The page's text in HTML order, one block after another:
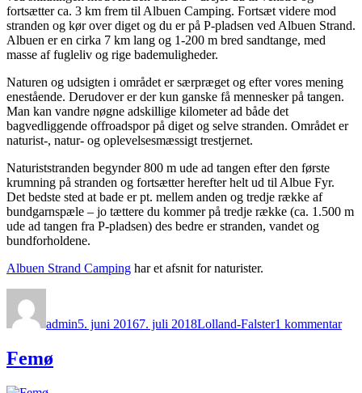
fortsætter ca. 3 km frem til Albuen Camping. Fortsæt videre mod
stranden og kør over diget og du er på P-pladsen ved Albuen Strand.
Albuen er en cirka 7 km lang og 1-200 m bred sandtange, med
masse af fugleliv og rige bademuligheder.
Naturen og udsigten i området er særpræget og efter vores mening
enestående. Derudover er der kun ganske få mennesker på tangen.
Man kan vandre nøgne adskillige kilometer ad både det
bagvedliggende offroadspor på diget og selve stranden. Området er
naturist-, natur- og oplevelsesmæssigt trestjernet.
Naturiststranden begynder 800 m ude ad tangen efter den første
krumning på stranden og fortsætter herefter helt ud til Albue Fyr.
Det bedste sted at bade er pt. mellem anden og tredje række af
bundgarnspæle – jo tættere du kommer på tredje række (ca. 1.500 m
ude ad tangen fra P-pladsen) des bedre er stranden, vandet og
bundforholdene.
Albuen Strand Camping har et afsnit for naturister.
admin5. juni 20167. juli 2018Lolland-Falster1 kommentar
Femø